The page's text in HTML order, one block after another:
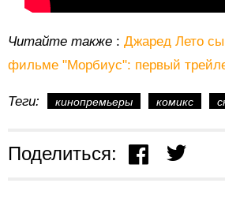
Читайте также : Джаред Лето
фильме "Морбиус": первый
Теги: кинопремьеры комикс
Поделиться: